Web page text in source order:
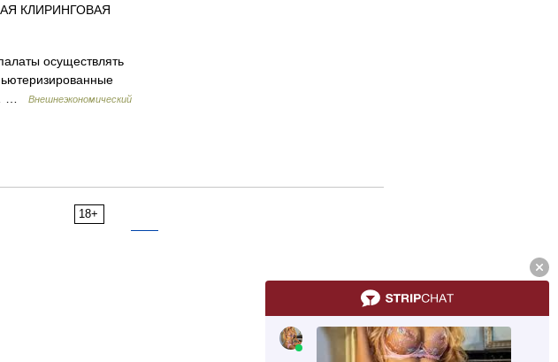
КЛИРИНГОВАЯ
осуществлять
…
Внешнеэкономический
18+